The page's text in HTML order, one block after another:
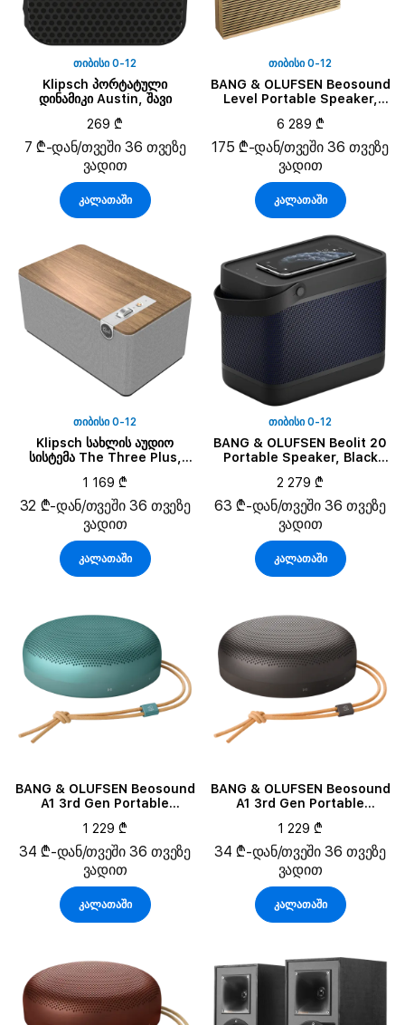
ᲗᲘᲑᲘᲡᲘ 0-12
Klipsch პორტატული
დინამიკი Austin, შავი
269 ₾
7 ₾-დან/თვეში 36 თვეზე
ვადით
კალათაში
ᲗᲘᲑᲘᲡᲘ 0-12
BANG & OLUFSEN Beosound
Level Portable Speaker,
Oak
6 289 ₾
175 ₾-დან/თვეში 36 თვეზე
ვადით
კალათაში
ᲗᲘᲑᲘᲡᲘ 0-12
Klipsch სახლის აუდიო
სისტემა The Three Plus,
1 169 ₾
32 ₾-დან/თვეში 36 თვეზე
ვადით
კალათაში
ᲗᲘᲑᲘᲡᲘ 0-12
BANG & OLUFSEN Beolit 20
Portable Speaker, Black
2 279 ₾
63 ₾-დან/თვეში 36 თვეზე
ვადით
კალათაში
BANG & OLUFSEN Beosound
A1 3rd Gen Portable
1 229 ₾
34 ₾-დან/თვეში 36 თვეზე
ვადით
კალათაში
BANG & OLUFSEN Beosound
A1 3rd Gen Portable
1 229 ₾
34 ₾-დან/თვეში 36 თვეზე
ვადით
კალათაში